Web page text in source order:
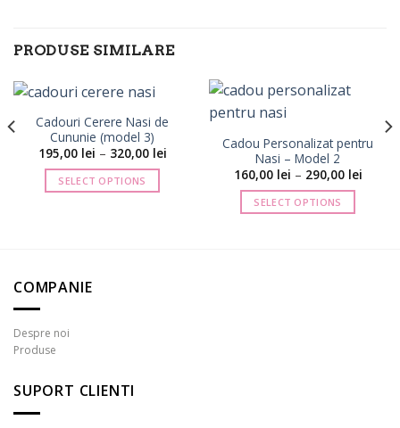
PRODUSE SIMILARE
Cadouri Cerere Nasi de
Cununie (model 3)
195,00 lei – 320,00 leiInterval
de
SELECT OPTIONS
în
Cadou Personalizat pentru
Nasi – Model 2
160,00 lei – 290,00 lei
de
SELECT OPTIONS
COMPANIE
Despre noi
Produse
SUPORT CLIENTI